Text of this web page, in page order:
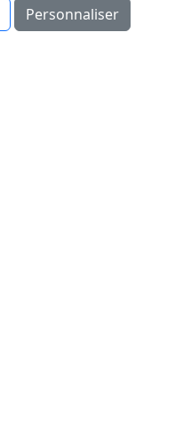
Personnaliser